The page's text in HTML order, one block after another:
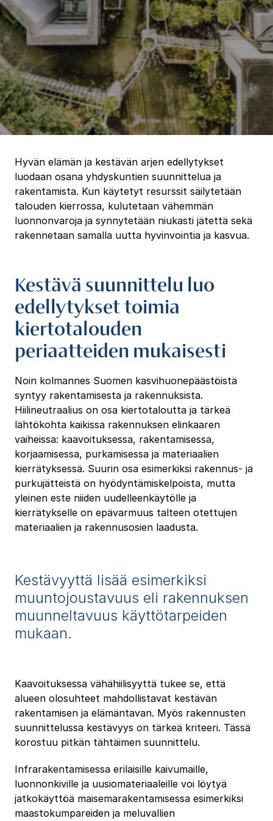
Hyvän elämän ja kestävän arjen edellytykset
luodaan osana yhdyskuntien suunnittelua ja
rakentamista. Kun käytetyt resurssit säilytetään
talouden kierrossa, kulutetaan vähemmän
luonnonvaroja ja synnytetään niukasti jätettä sekä
rakennetaan samalla uutta hyvinvointia ja kasvua.
Kestävä suunnittelu luo
edellytykset toimia
kiertotalouden
periaatteiden mukaisesti
Noin kolmannes Suomen kasvihuonepäästöistä
syntyy rakentamisesta ja rakennuksista.
Hiilineutraalius on osa kiertotaloutta ja tärkeä
lähtökohta kaikissa rakennuksen elinkaaren
vaiheissa: kaavoituksessa, rakentamisessa,
korjaamisessa, purkamisessa ja materiaalien
kierrätyksessä. Suurin osa esimerkiksi rakennus- ja
purkujätteistä on hyödyntämiskelpoista, mutta
yleinen este niiden uudelleenkäytölle ja
kierrätykselle on epävarmuus talteen otettujen
materiaalien ja rakennusosien laadusta.
Kestävyyttä lisää esimerkiksi
muuntojoustavuus eli rakennuksen
muunneltavuus käyttötarpeiden
mukaan.
Kaavoituksessa vähähiilisyyttä tukee se, että
alueen olosuhteet mahdollistavat kestävän
rakentamisen ja elämäntavan. Myös rakennusten
suunnittelussa kestävyys on tärkeä kriteeri. Tässä
korostuu pitkän tähtäimen suunnittelu.
Infrarakentamisessa erilaisille kaivumaille,
luonnonkiville ja uusiomateriaaleille voi löytyä
jatkokäyttöä maisemarakentamisessa esimerkiksi
maastokumpareiden ja meluvallien